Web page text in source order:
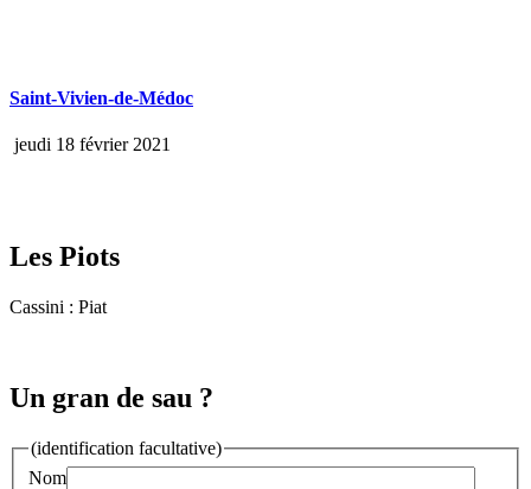
Saint-Vivien-de-Médoc
jeudi 18 février 2021
Les Piots
Cassini : Piat
Un gran de sau ?
(identification facultative)
Nom